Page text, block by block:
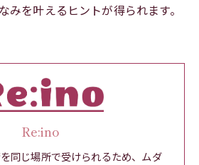
みを叶えるヒントが得られます。
Re:ino
同じ場所で受けられるため、ムダ